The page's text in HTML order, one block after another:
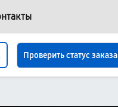
Проверить статус заказа